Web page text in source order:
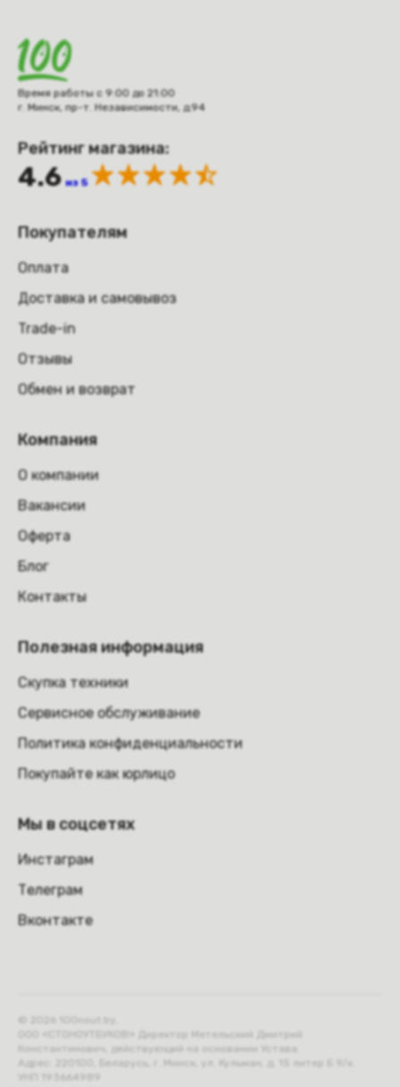
Время работы с 9:00 до 21:00
г. Минск, пр-т. Независимости, д.94
Рейтинг магазина:
4.6 из 5
Покупателям
Оплата
Доставка и самовывоз
Trade-in
Отзывы
Обмен и возврат
Компания
О компании
Вакансии
Оферта
Блог
Контакты
Полезная информация
Скупка техники
Сервисное обслуживание
Политика конфиденциальности
Покупайте как юрлицо
Мы в соцсетях
Инстаграм
Телеграм
Вконтакте
ООО «СТОНОУТБУКОВ» Директор Метельский Дмитрий
Константинович, действующий на основании Устава.
Адрес: 220100, Беларусь, г. Минск, ул. Кульман, д. 15 литер Б 9/к.